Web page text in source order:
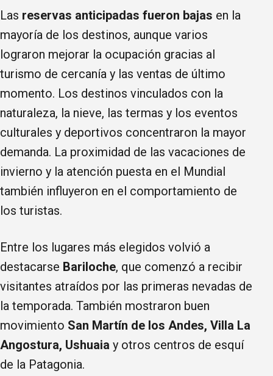
Las reservas anticipadas fueron bajas en la
mayoría de los destinos, aunque varios
lograron mejorar la ocupación gracias al
turismo de cercanía y las ventas de último
momento. Los destinos vinculados con la
naturaleza, la nieve, las termas y los eventos
culturales y deportivos concentraron la mayor
demanda. La proximidad de las vacaciones de
invierno y la atención puesta en el Mundial
también influyeron en el comportamiento de
los turistas.
Entre los lugares más elegidos volvió a
destacarse Bariloche, que comenzó a recibir
visitantes atraídos por las primeras nevadas de
la temporada. También mostraron buen
movimiento San Martín de los Andes, Villa La
Angostura, Ushuaia y otros centros de esquí
de la Patagonia.